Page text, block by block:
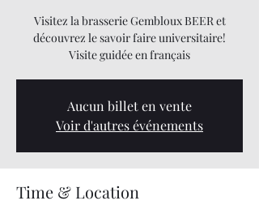
Visitez la brasserie Gembloux BEER et
découvrez le savoir faire universitaire!
Visite guidée en français
Aucun billet en vente
Voir d'autres événements
Time & Location